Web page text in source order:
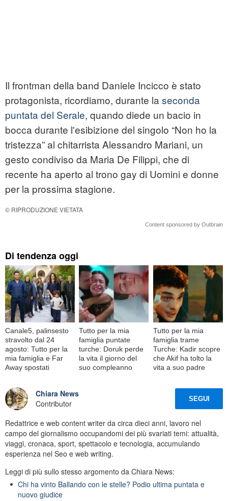
Il frontman della band Daniele Incicco è stato
protagonista, ricordiamo, durante la seconda
puntata del Serale, quando diede un bacio in
bocca durante l'esibizione del singolo “Non ho la
tristezza” al chitarrista Alessandro Mariani, un
gesto condiviso da Maria De Filippi, che di
recente ha aperto al trono gay di Uomini e donne
per la prossima stagione.
© RIPRODUZIONE VIETATA
Content sponsored by Outbrain
Di tendenza oggi
Canale5, palinsesto
stravolto dal 24
agosto: Tutto per la
mia famiglia e Far
Away spostati
Tutto per la mia
famiglia puntate
turche: Doruk perde
la vita il giorno del
suo compleanno
Tutto per la mia
famiglia trame
Turche: Kadir scopre
che Akif ha tolto la
vita a suo padre
Chiara News
Contributor
SEGUI
Redattrice e web content writer da circa dieci anni, lavoro nel
campo del giornalismo occupandomi dei più svariati temi: attualità,
viaggi, cronaca, sport, spettacolo e tecnologia, accumulando
esperienza nel Seo e web writing.
Leggi di più sullo stesso argomento da Chiara News:
Chi ha vinto Ballando con le stelle? Podio ultima puntata e
nuovo giudice